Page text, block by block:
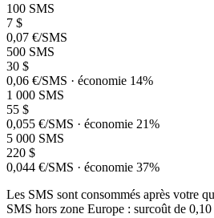
100 SMS
7 $
0,07 €/SMS
500 SMS
30 $
0,06 €/SMS · économie 14%
1 000 SMS
55 $
0,055 €/SMS · économie 21%
5 000 SMS
220 $
0,044 €/SMS · économie 37%
Les SMS sont consommés après votre
SMS hors zone Europe : surcoût de